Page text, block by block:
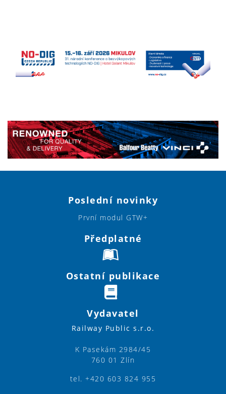
Poslední novinky
První modul GTW+
Předplatné
Ostatní publikace
Vydavatel
Railway Public s.r.o.
K Pasekám 2984/45
760 01 Zlín
tel. +420 603 824 955